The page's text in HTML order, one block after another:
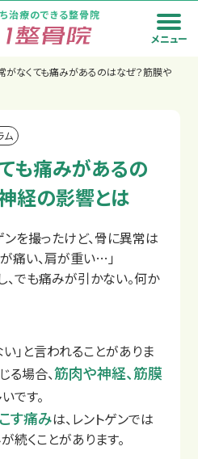
治療のできる整骨院
メニュー
がなくても痛みがあるのはなぜ？筋膜や
ム
も痛みがあるの
経の影響とは
ンを撮ったけど、骨に異常は
痛い、肩が重い…」
、でも痛みが引かない。何か
」と言われることがありま
る場合、筋肉や神経、筋膜
です。
す痛みは、レントゲンでは
続くことがあります。